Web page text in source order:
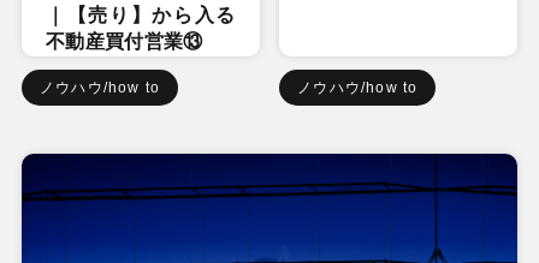
｜【売り】から入る
不動産買付営業⑬
ノウハウ/how to ノウハウ/how to